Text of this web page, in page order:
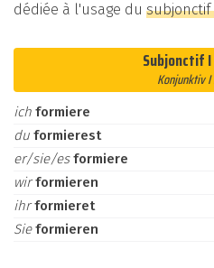
dédiée à l'usage du
Subjonctif
Konjunktiv I
ich formiere
du formierest
er/sie/esformiere
wirformieren
ihrformieret
Sieformieren